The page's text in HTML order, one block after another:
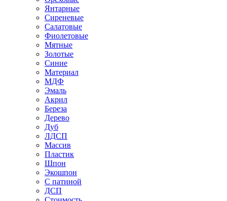
Янтарные
Сиреневые
Салатовые
Фиолетовые
Мятные
Золотые
Синие
Материал
МДФ
Эмаль
Акрил
Береза
Дерево
Дуб
ЛДСП
Массив
Пластик
Шпон
Экошпон
С патиной
ДСП